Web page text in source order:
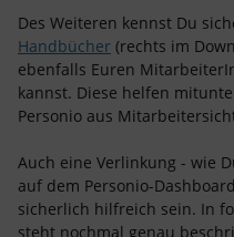
Des Weiteren kennst Du
Handbücher (rechts im
ebenfalls Euren
kannst. Diese helfen
Personio aus
Auch eine Verlinkung - wie
auf dem Personio-
sicherlich hilfreich sein. In
steht nochmal genau